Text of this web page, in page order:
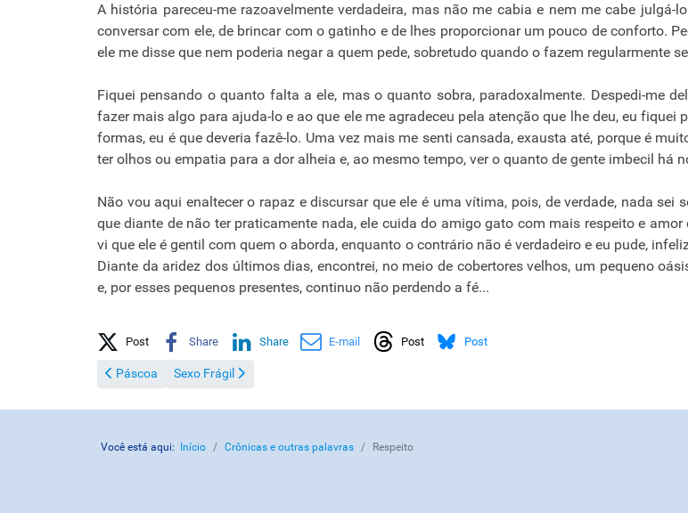
A história pareceu-me razoavelmente verdadeira, mas não me cabia e nem me cabe julgá-
conversar com ele, de brincar com o gatinho e de lhes proporcionar um pouco de conforto.
ele me disse que nem poderia negar a quem pede, sobretudo quando o fazem regularmente
Fiquei pensando o quanto falta a ele, mas o quanto sobra, paradoxalmente. Despedi-me
fazer mais algo para ajuda-lo e ao que ele me agradeceu pela atenção que lhe deu, eu fiquei
formas, eu é que deveria fazê-lo. Uma vez mais me senti cansada, exausta até, porque é
ter olhos ou empatia para a dor alheia e, ao mesmo tempo, ver o quanto de gente imbecil há
Não vou aqui enaltecer o rapaz e discursar que ele é uma vítima, pois, de verdade, nada sei
que diante de não ter praticamente nada, ele cuida do amigo gato com mais respeito e
vi que ele é gentil com quem o aborda, enquanto o contrário não é verdadeiro e eu pude,
Diante da aridez dos últimos dias, encontrei, no meio de cobertores velhos, um pequeno
e, por esses pequenos presentes, continuo não perdendo a fé...
Share on Social Media
Post Share Share E-mail Post Post
Artigo anterior: Páscoa
Páscoa Próximo artigo: Sexo Frágil
Sexo Frágil
Você está aqui: Início Crônicas e outras palavras Respeito